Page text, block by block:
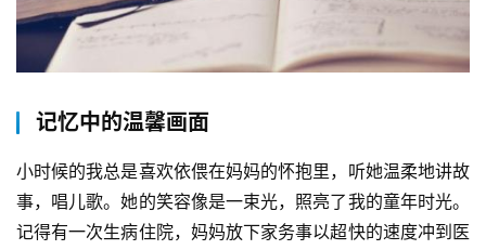
记忆中的温馨画面
小时候的我总是喜欢依偎在妈妈的怀抱里，听她温柔地讲故
事，唱儿歌。她的笑容像是一束光，照亮了我的童年时光。
记得有一次生病住院，妈妈放下家务事以超快的速度冲到医